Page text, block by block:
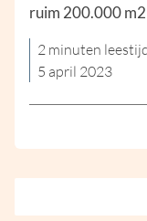
ruim 200.000
2 minuten
5 april 2023